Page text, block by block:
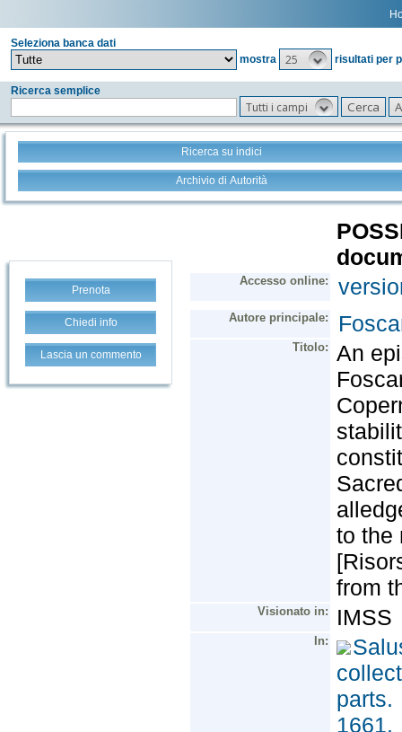
Seleziona banca dati
mostra
25 risultati per
Ricerca semplice
Tutti i campi
Ricerca su indici
Archivio di Autorità
Prenota
Chiedi info
Lascia un commento